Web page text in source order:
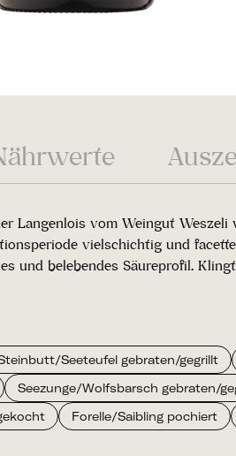
Langenlois vom Weingut
vielschichtig und
und belebendes Säureprofil.
Seeteufel gebraten/gegrillt
Seezunge/Wolfsbarsch gebraten/
Forelle/Saibling pochiert